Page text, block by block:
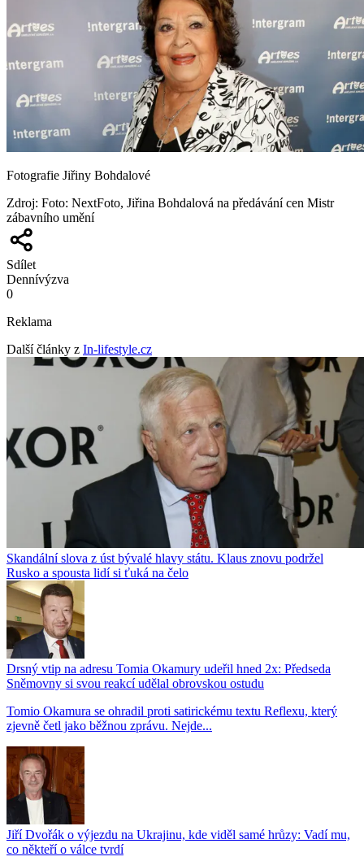
Fotografie Jiřiny Bohdalové
Zdroj: Foto: NextFoto, Jiřina Bohdalová na předávání cen Mistr
zábavního umění
Sdílet
Dennívýzva
0
Reklama
Další články z In-lifestyle.cz
Skandální slova z úst bývalé hlavy státu. Klaus znovu podržel
Rusko a spousta lidí si ťuká na čelo
Drsný vtip na adresu Tomia Okamury udeřil hned 2x: Předseda
Sněmovny si svou reakcí udělal obrovskou ostudu
Tomio Okamura se ohradil proti satirickému textu Reflexu, který
zjevně četl jako běžnou zprávu. Nejde...
Jiří Dvořák o výjezdu na Ukrajinu, kde viděl samé hrůzy: Vadí mu,
co někteří o válce tvrdí